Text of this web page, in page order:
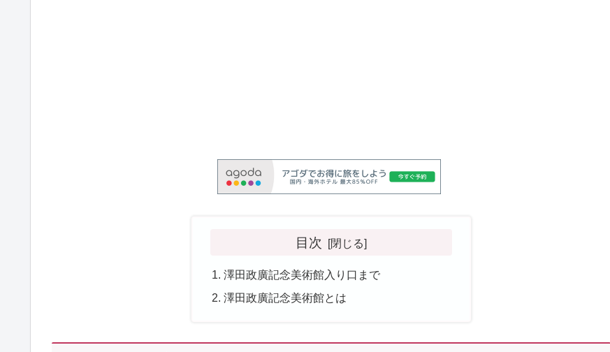
目次
澤田政廣記念美術館入り口まで
澤田政廣記念美術館とは